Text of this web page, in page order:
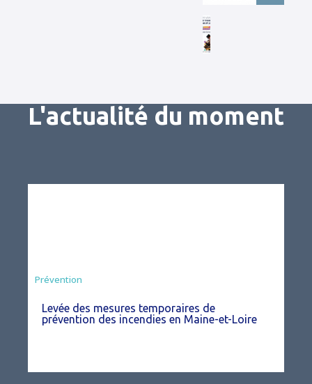
L'actualité du moment
Préfecture
Prévention
Levée des mesures temporaires de
prévention des incendies en Maine-et-Loire